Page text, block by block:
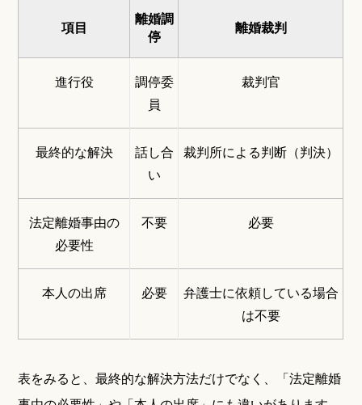
項目
離婚調
停
離婚裁判
進行役
調停委
員
裁判官
最終的な解決
話し合
い
裁判所による判断（判決）
法定離婚事由の
必要性
不要 必要
本人の出席 必要
弁護士に依頼している場合
は不要
表をみると、最終的な解決方法だけでなく、「法定離婚